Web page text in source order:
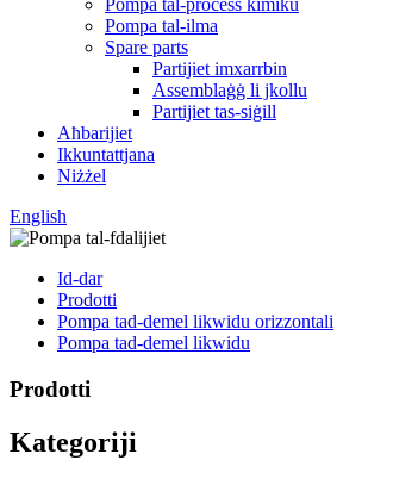
Pompa tal-proċess kimiku
Pompa tal-ilma
Spare parts
Partijiet imxarrbin
Assemblaġġ li jkollu
Partijiet tas-siġill
Aħbarijiet
Ikkuntattjana
Niżżel
English
Id-dar
Prodotti
Pompa tad-demel likwidu orizzontali
Pompa tad-demel likwidu
Prodotti
Kategoriji